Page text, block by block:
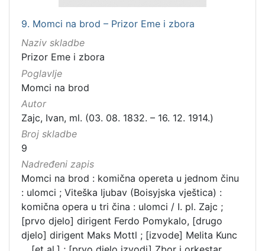
9. Momci na brod – Prizor Eme i zbora
Naziv skladbe
Prizor Eme i zbora
Poglavlje
Momci na brod
Autor
Zajc, Ivan, ml. (03. 08. 1832. – 16. 12. 1914.)
Broj skladbe
9
Nadređeni zapis
Momci na brod : komična opereta u jednom činu
: ulomci ; Viteška ljubav (Boisyjska vještica) :
komična opera u tri čina : ulomci / I. pl. Zajc ;
[prvo djelo] dirigent Ferdo Pomykalo, [drugo
djelo] dirigent Maks Mottl ; [izvode] Melita Kunc